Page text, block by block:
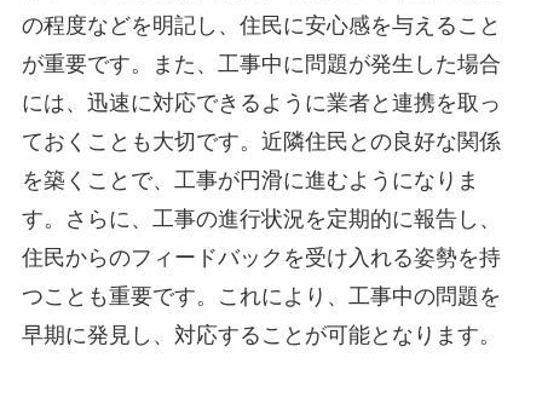
の程度などを明記し、住民に安心感を与えること
が重要です。また、工事中に問題が発生した場合
には、迅速に対応できるように業者と連携を取っ
ておくことも大切です。近隣住民との良好な関係
を築くことで、工事が円滑に進むようになりま
す。さらに、工事の進行状況を定期的に報告し、
住民からのフィードバックを受け入れる姿勢を持
つことも重要です。これにより、工事中の問題を
早期に発見し、対応することが可能となります。